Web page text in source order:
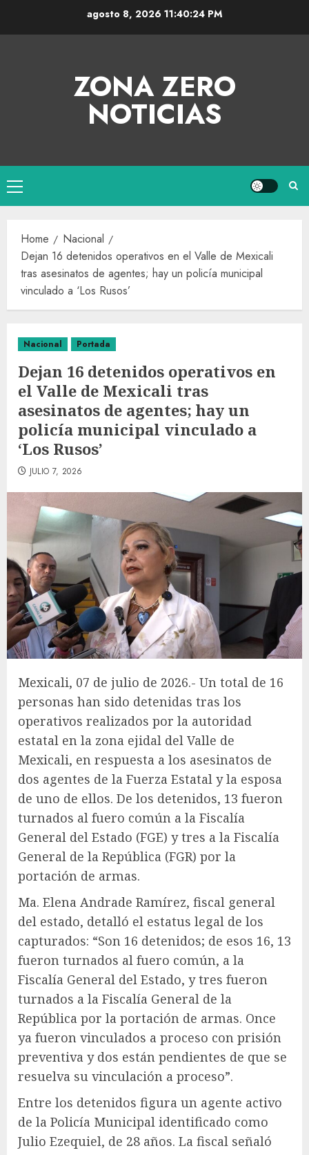
agosto 8, 2026 11:40:24 PM
ZONA ZERO
NOTICIAS
Home
Nacional
Dejan 16 detenidos operativos en el Valle de Mexicali
tras asesinatos de agentes; hay un policía municipal
vinculado a ‘Los Rusos’
Nacional Portada
Dejan 16 detenidos operativos en
el Valle de Mexicali tras
asesinatos de agentes; hay un
policía municipal vinculado a
‘Los Rusos’
JULIO 7, 2026
Mexicali, 07 de julio de 2026.- Un total de 16
personas han sido detenidas tras los
operativos realizados por la autoridad
estatal en la zona ejidal del Valle de
Mexicali, en respuesta a los asesinatos de
dos agentes de la Fuerza Estatal y la esposa
de uno de ellos. De los detenidos, 13 fueron
turnados al fuero común a la Fiscalía
General del Estado (FGE) y tres a la Fiscalía
General de la República (FGR) por la
portación de armas.
Ma. Elena Andrade Ramírez, fiscal general
del estado, detalló el estatus legal de los
capturados: “Son 16 detenidos; de esos 16, 13
fueron turnados al fuero común, a la
Fiscalía General del Estado, y tres fueron
turnados a la Fiscalía General de la
República por la portación de armas. Once
ya fueron vinculados a proceso con prisión
preventiva y dos están pendientes de que se
resuelva su vinculación a proceso”.
Entre los detenidos figura un agente activo
de la Policía Municipal identificado como
Julio Ezequiel, de 28 años. La fiscal señaló